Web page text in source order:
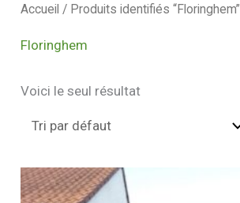
Accueil / Produits identifiés “Floringhem”
Floringhem
Voici le seul résultat